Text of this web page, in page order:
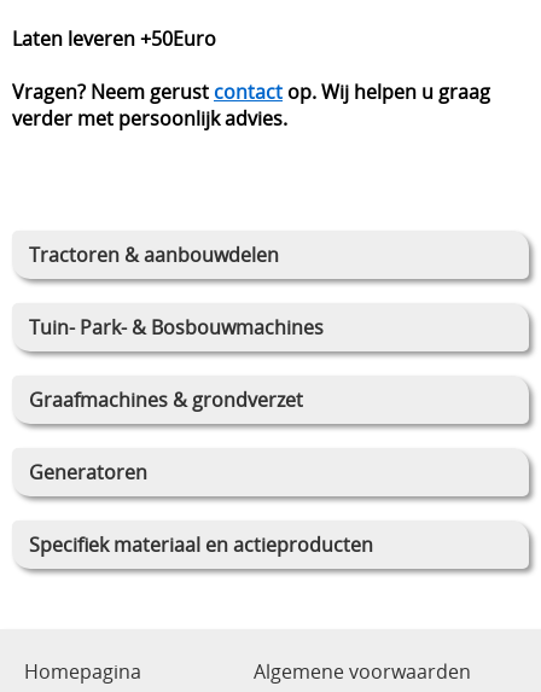
Tractoren & aanbouwdelen
Tuin- Park- & Bosbouwmachines
Graafmachines & grondverzet
Generatoren
Specifiek materiaal en actieproducten
Laten leveren +50Euro
Vragen? Neem gerust contact op. Wij helpen u graag
verder met persoonlijk advies.
Homepagina
Algemene voorwaarden